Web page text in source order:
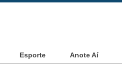
Esporte Anote Aí